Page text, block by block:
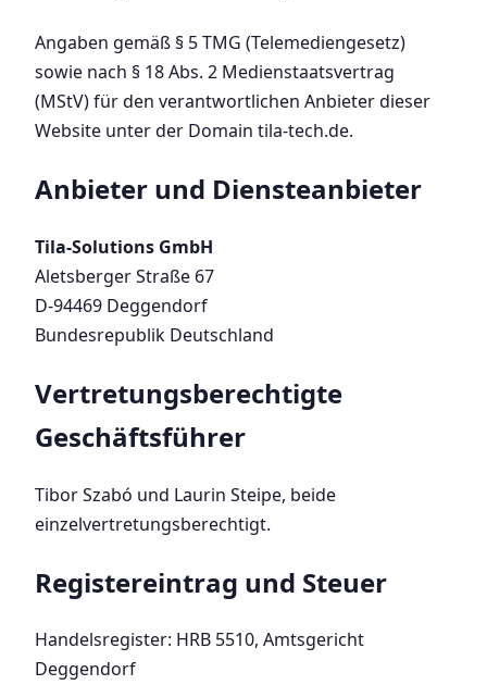
Angaben gemäß § 5 TMG (Telemediengesetz)
sowie nach § 18 Abs. 2 Medienstaatsvertrag
(MStV) für den verantwortlichen Anbieter dieser
Website unter der Domain tila-tech.de.
Anbieter und Diensteanbieter
Tila-Solutions GmbH
Aletsberger Straße 67
D-94469 Deggendorf
Bundesrepublik Deutschland
Vertretungsberechtigte
Geschäftsführer
Tibor Szabó und Laurin Steipe, beide
einzelvertretungsberechtigt.
Registereintrag und Steuer
Handelsregister: HRB 5510, Amtsgericht
Deggendorf